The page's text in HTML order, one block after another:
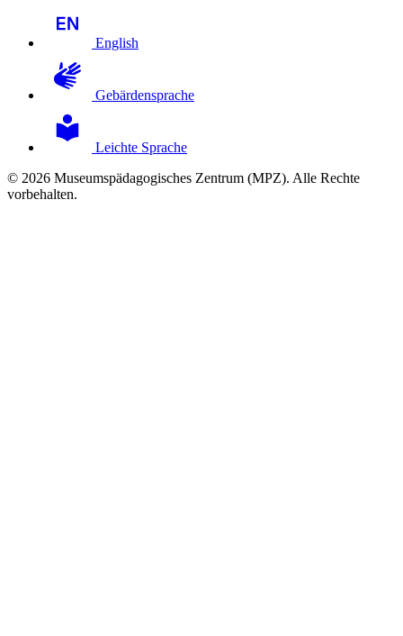
English
Gebärdensprache
Leichte Sprache
© 2026 Museumspädagogisches Zentrum (MPZ). Alle Rechte
vorbehalten.